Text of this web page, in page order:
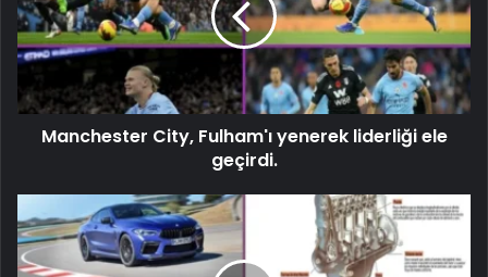
Manchester City, Fulham'ı yenerek liderliği ele
geçirdi.